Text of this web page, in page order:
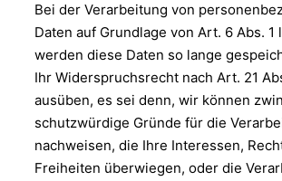
Bei der Verarbeitung von
Daten auf Grundlage von Art. 6 Abs. 1
werden diese Daten so lange
Ihr Widerspruchsrecht nach Art. 21
ausüben, es sei denn, wir können
schutzwürdige Gründe für die
nachweisen, die Ihre Interessen,
Freiheiten überwiegen, oder die